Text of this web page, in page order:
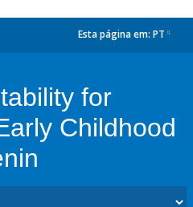
Esta página em: PT
for
Childhood